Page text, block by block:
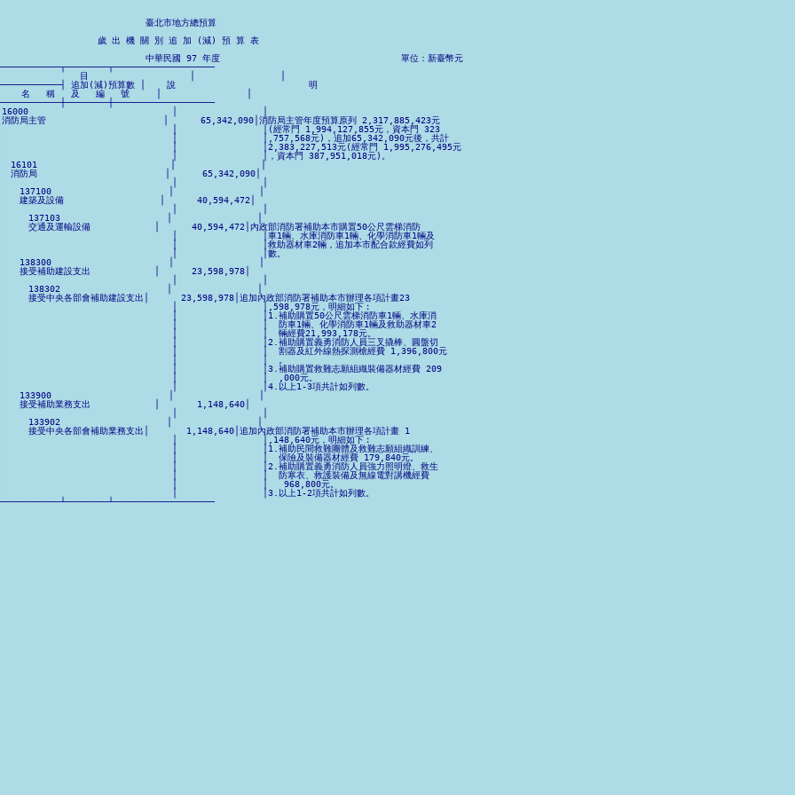
臺北市地方總預算
歲 出 機 關 別 追 加 (減) 預 算 表
中華民國 97 年度                                  單位：新臺幣元
科               目                   │                │
追加(減)預算數 │    說                         明
目│節│     名   稱   及   編   號     │                │
│  │16000                           │                │
防局主管                      │      65,342,090│消防局主管年度預算原列 2,317,885,423元
│                │(經常門 1,994,127,855元，資本門 323
│                │,757,568元)，追加65,342,090元後，共計
│                │2,383,227,513元(經常門 1,995,276,495元
│                                │                │，資本門 387,951,018元)。
│  │　16101                         │                │
│  │　消防局                        │      65,342,090│
│  │                                │                │
│  │　　137100                      │                │
│　　建築及設備                  │      40,594,472│
│  │                                │                │
│  │　　　137103                    │                │
　　交通及運輸設備            │      40,594,472│內政部消防署補助本市購置50公尺雲梯消防
│                │車1輛、水庫消防車1輛、化學消防車1輛及
│                │救助器材車2輛，追加本市配合款經費如列
│  │                                │                │數。
│  │　　138300                      │                │
│　　接受補助建設支出            │      23,598,978│
│  │                                │                │
│  │　　　138302                    │                │
　　接受中央各部會補助建設支出│      23,598,978│追加內政部消防署補助本市辦理各項計畫23
│                                │                │,598,978元，明細如下︰
│                │1.補助購置50公尺雲梯消防車1輛、水庫消
│                │  防車1輛、化學消防車1輛及救助器材車2
│                                │                │  輛經費21,993,178元。
│                │2.補助購置義勇消防人員三叉撬棒、圓盤切
│                │  割器及紅外線熱探測槍經費 1,396,800元
│  │                                │                │  。
│                │3.補助購置救難志願組織裝備器材經費 209
│                                │                │  ,000元。
│                                │                │4.以上1-3項共計如列數。
│  │　　133900                      │                │
│　　接受補助業務支出            │       1,148,640│
│  │                                │                │
│  │　　　133902                    │                │
　接受中央各部會補助業務支出│       1,148,640│追加內政部消防署補助本市辦理各項計畫 1
│                                │                │,148,640元，明細如下︰
│                │1.補助民間救難團體及救難志願組織訓練、
│                │  保險及裝備器材經費 179,840元。
│                │2.補助購置義勇消防人員強力照明燈、救生
│                │  防寒衣、救護裝備及無線電對講機經費
│                                │                │   968,800元。
│                                │                │3.以上1-2項共計如列數。